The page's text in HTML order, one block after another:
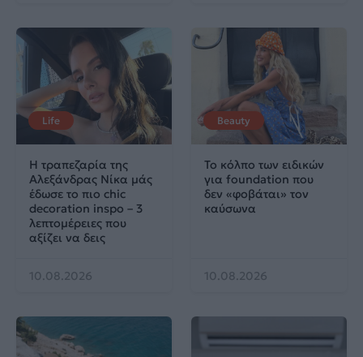
Life
Η τραπεζαρία της
Αλεξάνδρας Νίκα μάς
έδωσε το πιο chic
decoration inspo – 3
λεπτομέρειες που
αξίζει να δεις
10.08.2026
Beauty
Το κόλπο των ειδικών
για foundation που
δεν «φοβάται» τον
καύσωνα
10.08.2026